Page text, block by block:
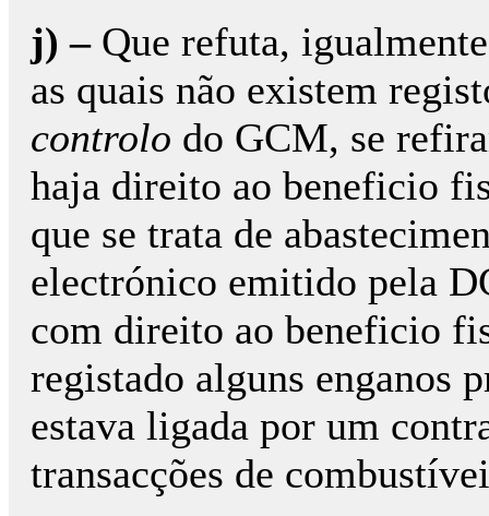
j) –Que refuta,
as quais não existem
controlo do GCM, se
haja direito ao beneficio
que se trata de
electrónico emitido pela
com direito ao beneficio
registado alguns enganos
estava ligada por um
transacções de